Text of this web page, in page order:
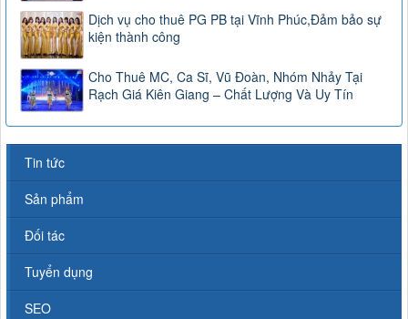
Dịch vụ cho thuê PG PB tại Vĩnh Phúc,Đảm bảo sự
kiện thành công
Cho Thuê MC, Ca Sĩ, Vũ Đoàn, Nhóm Nhảy Tại
Rạch Giá Kiên Giang – Chất Lượng Và Uy Tín
Tin tức
Sản phẩm
Đối tác
Tuyển dụng
SEO